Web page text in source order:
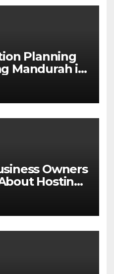
Planning
Mandurah in
Owners
Hosting
in